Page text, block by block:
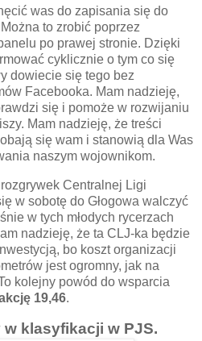
was do zapisania się do
to zrobić poprzez
po prawej stronie. Dzięki
cyklicznie o tym co się
dowiecie się tego bez
Facebooka. Mam nadzieję,
się i pomoże w rozwijaniu
Mam nadzieję, że treści
się wam i stanowią dla Was
naszym wojownikom.
Centralnej Ligi
w sobotę do Głogowa walczyć
w tych młodych rycerzach
nadzieję, że ta CLJ-ka będzie
bo koszt organizacji
jest ogromny, jak na
kolejny powód do wsparcia
19,46.
klasyfikacji w PJS.